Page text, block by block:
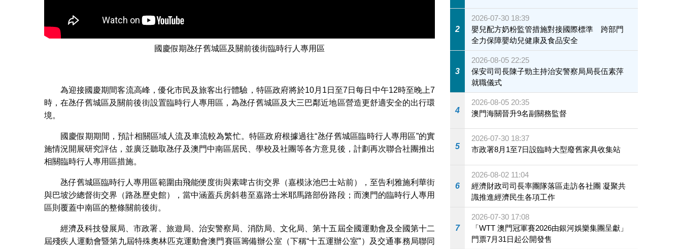
國慶假期氹仔舊城區及關前後街臨時行人專用區
為迎接國慶期間客流高峰，優化市民及旅客出行體驗，特區政府將於10月1日至7日每日中午12時至晚上7
時，在氹仔舊城區及關前後街設置臨時行人專用區，為氹仔舊城區及大三巴鄰近地區營造更舒適安全的出行環
境。
國慶假期期間，預計相關區域人流及車流較為繁忙。特區政府根據過往“氹仔舊城區臨時行人專用區”的實
施情況開展研究評估，並廣泛聽取氹仔及澳門中南區居民、學校及社團等各方意見後，計劃再次聯合社團推出
相關臨時行人專用區措施。
氹仔舊城區臨時行人專用區範圍由飛能便度街與素啤古街交界（嘉模泳池巴士站前），至告利雅施利華街
與巴坡沙總督街交界（路氹歷史館），當中涵蓋兵房斜巷至嘉路士米耶馬路部份路段；而澳門的臨時行人專用
區則覆蓋中南區的整條關前後街。
經濟及科技發展局、市政署、旅遊局、治安警察局、消防局、文化局、第十五屆全國運動會及全國第十二
屆殘疾人運動會暨第九屆特殊奧林匹克運動會澳門賽區籌備辦公室（下稱“十五運辦公室”）及交通事務局聯同
2
2026-07-30 18:39
嬰兒配方奶粉監管措施對接國際標準 跨部門
全力保障嬰幼兒健康及食品安全
3
2026-08-05 22:25
保安司司長陳子勁主持治安警察局局長伍素萍
就職儀式
4
2026-08-05 20:35
澳門海關晉升9名副關務監督
5
2026-07-30 18:37
市政署8月1至7日設臨時大型廢舊家具收集站
6
2026-08-02 11:04
經濟財政司司長率團隊落區走訪各社團 凝聚共
識推進經濟民生各項工作
7
2026-07-30 17:08
「WTT 澳門冠軍賽2026由銀河娛樂集團呈獻」
門票7月31日起公開發售